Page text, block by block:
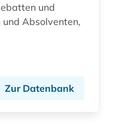
und
Absolventen,
Zur Datenbank